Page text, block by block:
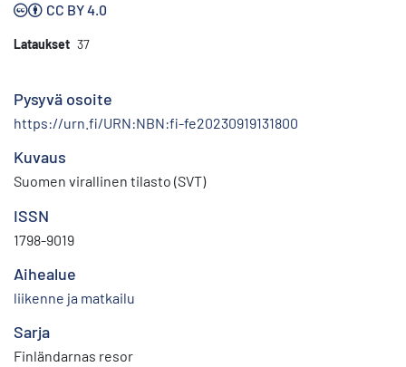
CC BY 4.0
Lataukset 37
Pysyvä osoite
https://urn.fi/URN:NBN:fi-fe20230919131800
Kuvaus
Suomen virallinen tilasto (SVT)
ISSN
1798-9019
Aihealue
liikenne ja matkailu
Sarja
Finländarnas resor